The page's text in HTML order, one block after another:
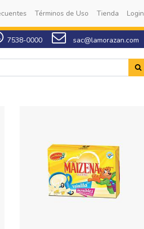
Términos de Uso Tienda Login
7538-0000 sac@lamorazan.com